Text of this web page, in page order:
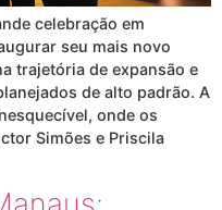
celebração em
seu mais novo
trajetória de expansão e
de alto padrão. A
onde os
Simões e Priscila